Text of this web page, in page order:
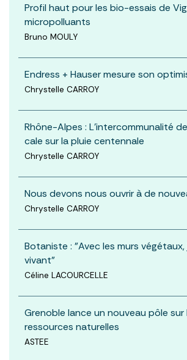
Profil haut pour les bio-essais de
micropolluants
Bruno MOULY
Endress + Hauser mesure son
Chrystelle CARROY
Rhône-Alpes : L'intercommunalité
cale sur la pluie centennale
Chrystelle CARROY
Nous devons nous ouvrir à de
Chrystelle CARROY
Botaniste : "Avec les murs végétaux,
vivant"
Céline LACOURCELLE
Grenoble lance un nouveau pôle sur
ressources naturelles
ASTEE